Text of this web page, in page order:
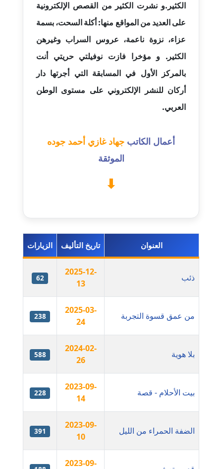
مدونة أشرف القط
عاملة
مدونة اشرف الكرم
عاملة
مدونة اشرف النجار
عاملة
مدونة أماني عبد السلام
عاملة
متوفي
عاملة
عاملة
عاملة
عاملة
الكثير.و نشرت الكثير من القصص الإلكترونية
على العديد من المواقع منها: أكلة السحت، بسمة
عزاء، نزوة ناعمة، عروس السراب وغيرهن
الكثير. و مؤخرا فازت نوفيلتي حريتي أنت
بالمركز الأول في المسابقة التي أجرتها دار
أركان للنشر الإلكتروني على مستوى الوطن
العربي.
أعمال الكاتب جهاد غازي أحمد جوده
الموثقة
العنوان تاريخ التأليف الزيارات
ذئب
2025-12-
13
62
من عمق قسوة التجربة
2025-03-
24
238
بلا هوية
2024-02-
26
588
بيت الأحلام - قصة
2023-09-
14
228
الضفة الحمراء من الليل
2023-09-
10
391
2023-09-